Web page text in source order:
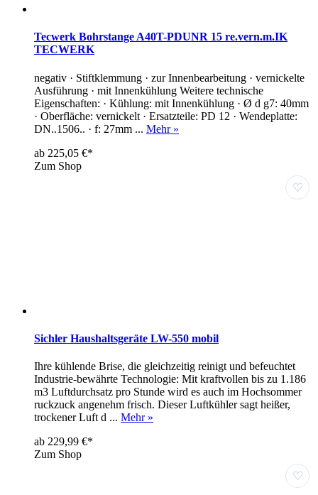
Tecwerk Bohrstange A40T-PDUNR 15 re.vern.m.IK
TECWERK
negativ · Stiftklemmung · zur Innenbearbeitung · vernickelte
Ausführung · mit Innenkühlung Weitere technische
Eigenschaften: · Kühlung: mit Innenkühlung · Ø d g7: 40mm
· Oberfläche: vernickelt · Ersatzteile: PD 12 · Wendeplatte:
DN..1506.. · f: 27mm ... Mehr »
ab 225,05 €*
Zum Shop
♡
Sichler Haushaltsgeräte LW-550 mobil
Ihre kühlende Brise, die gleichzeitig reinigt und befeuchtet
Industrie-bewährte Technologie: Mit kraftvollen bis zu 1.186
m3 Luftdurchsatz pro Stunde wird es auch im Hochsommer
ruckzuck angenehm frisch. Dieser Luftkühler sagt heißer,
trockener Luft d ... Mehr »
ab 229,99 €*
Zum Shop
♡